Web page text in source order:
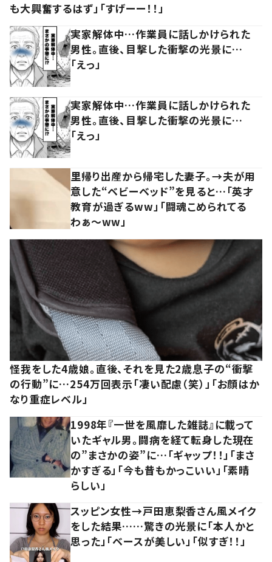
も大興奮するはず」「すげーー！！」
実家解体中…作業員に話しかけられた
男性。直後、目撃した衝撃の光景に…
「えっ」
実家解体中…作業員に話しかけられた
男性。直後、目撃した衝撃の光景に…
「えっ」
里帰り出産から帰宅した妻子。→夫が用
意した“ベビーベッド”を見ると…「英才
教育が過ぎるww」「闘魂こめられてる
わぁ～ww」
怪我をした4歳娘。直後、それを見た2歳息子の“衝撃
の行動”に…254万回表示「凄い配慮（笑）」「お顔はか
なり重症レベル」
1998年『一世を風靡した雑誌』に載って
いたギャル男。闘病を経て転身した現在
の”まさかの姿”に…「ギャップ！！」「まさ
かすぎる」「今も昔もかっこいい」「素晴
らしい」
スッピン女性→戸田恵梨香さん風メイク
をした結果……驚きの光景に「本人かと
思った」「ベースが美しい」「似すぎ！！」